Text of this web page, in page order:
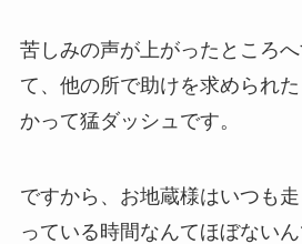
苦しみの声が上がったところ
て、他の所で助けを求められ
かって猛ダッシュです。
ですから、お地蔵様はいつも
っている時間なんてほぼない